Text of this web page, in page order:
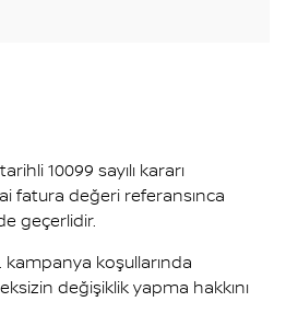
10099 sayılı kararı
fatura değeri referansınca
geçerlidir.
koşullarında
değişiklik yapma hakkını